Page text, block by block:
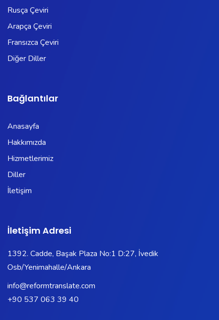
Rusça Çeviri
Arapça Çeviri
Fransızca Çeviri
Diğer Diller
Bağlantılar
Anasayfa
Hakkımızda
Hizmetlerimiz
Diller
İletişim
İletişim Adresi
1392. Cadde, Başak Plaza No:1 D:27, İvedik
Osb/Yenimahalle/Ankara
info@reformtranslate.com
+90 537 063 39 40